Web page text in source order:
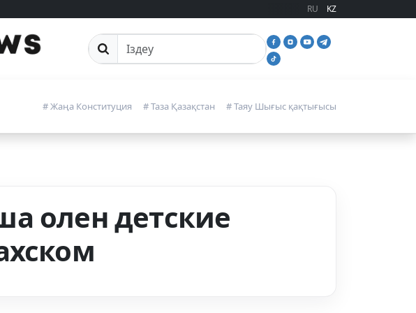
RU KZ
Сайттан іздеу
# Жаңа Конституция # Таза Қазақстан # Таяу Шығыс қақтығысы
олен детские